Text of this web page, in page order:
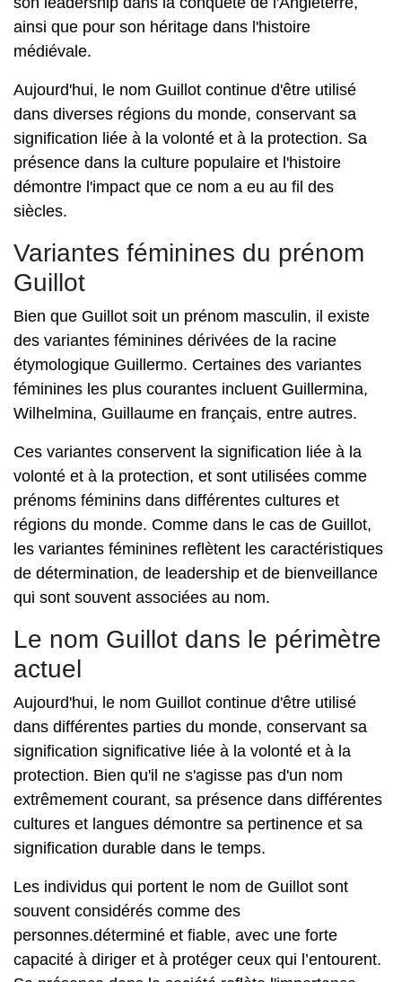
ainsi que pour son héritage dans l'histoire
médiévale.
Aujourd'hui, le nom Guillot continue d'être utilisé
dans diverses régions du monde, conservant sa
signification liée à la volonté et à la protection. Sa
présence dans la culture populaire et l'histoire
démontre l'impact que ce nom a eu au fil des
siècles.
Variantes féminines du prénom
Guillot
Bien que Guillot soit un prénom masculin, il existe
des variantes féminines dérivées de la racine
étymologique Guillermo. Certaines des variantes
féminines les plus courantes incluent Guillermina,
Wilhelmina, Guillaume en français, entre autres.
Ces variantes conservent la signification liée à la
volonté et à la protection, et sont utilisées comme
prénoms féminins dans différentes cultures et
régions du monde. Comme dans le cas de Guillot,
les variantes féminines reflètent les caractéristiques
de détermination, de leadership et de bienveillance
qui sont souvent associées au nom.
Le nom Guillot dans le périmètre
actuel
Aujourd'hui, le nom Guillot continue d'être utilisé
dans différentes parties du monde, conservant sa
signification significative liée à la volonté et à la
protection. Bien qu'il ne s'agisse pas d'un nom
extrêmement courant, sa présence dans différentes
cultures et langues démontre sa pertinence et sa
signification durable dans le temps.
Les individus qui portent le nom de Guillot sont
souvent considérés comme des
personnes.déterminé et fiable, avec une forte
capacité à diriger et à protéger ceux qui l’entourent.